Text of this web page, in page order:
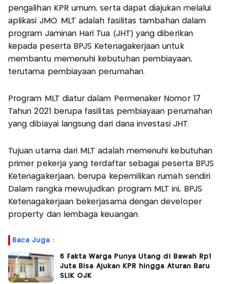
pengalihan KPR umum, serta dapat diajukan melalui
aplikasi JMO. MLT adalah fasilitas tambahan dalam
program Jaminan Hari Tua (JHT) yang diberikan
kepada peserta BPJS Ketenagakerjaan untuk
membantu memenuhi kebutuhan pembiayaan,
terutama pembiayaan perumahan.
Program MLT diatur dalam Permenaker Nomor 17
Tahun 2021 berupa fasilitas pembiayaan perumahan
yang dibiayai langsung dari dana investasi JHT.
Tujuan utama dari MLT adalah memenuhi kebutuhan
primer pekerja yang terdaftar sebagai peserta BPJS
Ketenagakerjaan, berupa kepemilikan rumah sendiri.
Dalam rangka mewujudkan program MLT ini, BPJS
Ketenagakerjaan bekerjasama dengan developer
property dan lembaga keuangan.
Baca Juga :
6 Fakta Warga Punya Utang di Bawah Rp1
Juta Bisa Ajukan KPR hingga Aturan Baru
SLIK OJK